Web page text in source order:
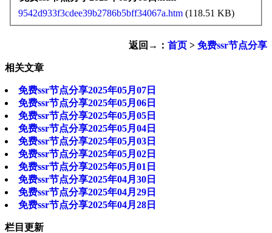
9542d933f3cdee39b2786b5bff34067a.htm (118.51 KB)
返回→： 首页 > 免费ssr节点分享
相关文章
免费ssr节点分享2025年05月07日
免费ssr节点分享2025年05月06日
免费ssr节点分享2025年05月05日
免费ssr节点分享2025年05月04日
免费ssr节点分享2025年05月03日
免费ssr节点分享2025年05月02日
免费ssr节点分享2025年05月01日
免费ssr节点分享2025年04月30日
免费ssr节点分享2025年04月29日
免费ssr节点分享2025年04月28日
栏目更新